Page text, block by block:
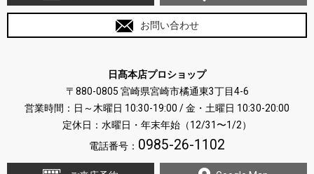
お問い合わせ
日髙本店プロショップ
〒880-0805 宮崎県宮崎市橘通東3丁目4-6
営業時間：日～木曜日 10:30-19:00 / 金・土曜日 10:30-20:00
定休日：水曜日・年末年始（12/31〜1/2）
電話番号： 0985-26-1102